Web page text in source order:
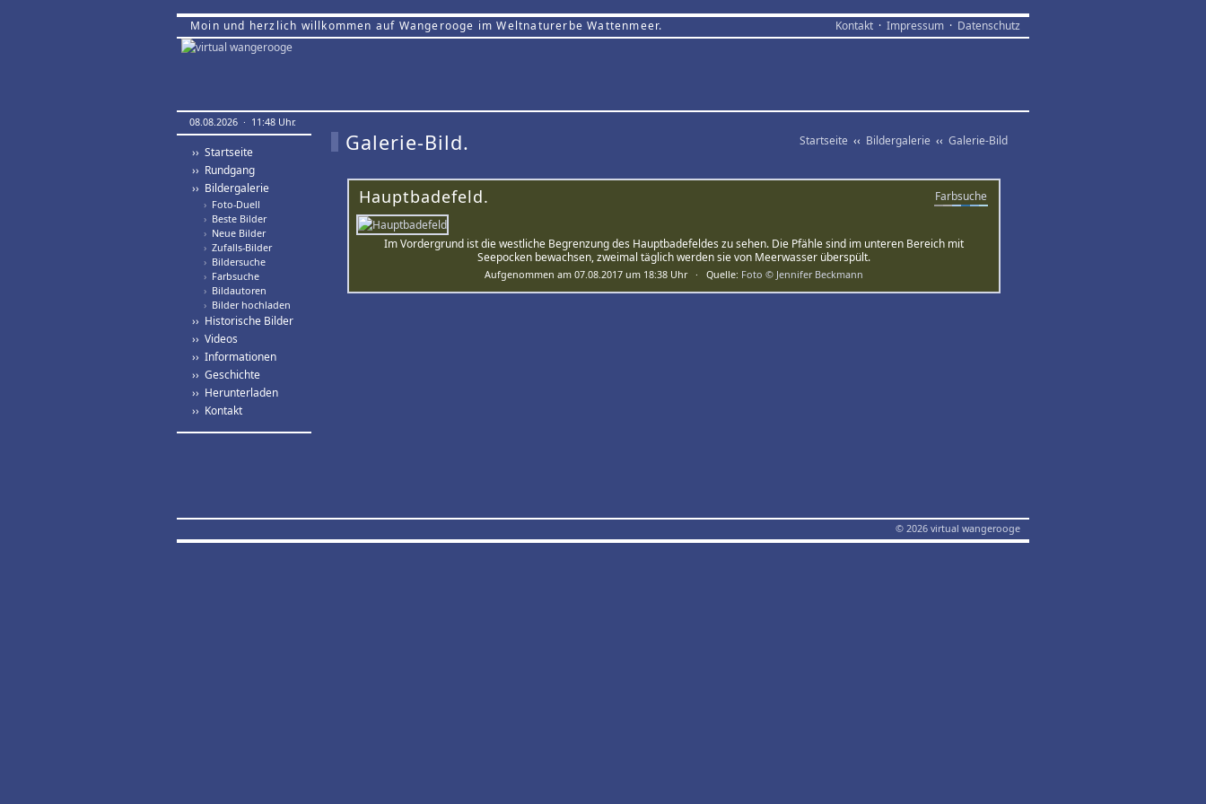
Moin und herzlich willkommen auf Wangerooge im Weltnaturerbe Wattenmeer. Kontakt · Impressum · Datenschutz
08.08.2026 · 11:48 Uhr.
›› Startseite
›› Rundgang
›› Bildergalerie
› Foto-Duell
› Beste Bilder
› Neue Bilder
› Zufalls-Bilder
› Bildersuche
› Farbsuche
› Bildautoren
› Bilder hochladen
›› Historische Bilder
›› Videos
›› Informationen
›› Geschichte
›› Herunterladen
›› Kontakt
Startseite ‹‹ Bildergalerie ‹‹ Galerie-Bild
Galerie-Bild.
Farbsuche
Hauptbadefeld.
Im Vordergrund ist die westliche Begrenzung des Hauptbadefeldes zu sehen. Die Pfähle sind im unteren Bereich mit
Seepocken bewachsen, zweimal täglich werden sie von Meerwasser überspült.
Aufgenommen am 07.08.2017 um 18:38 Uhr · Quelle: Foto © Jennifer Beckmann
© 2026 virtual wangerooge